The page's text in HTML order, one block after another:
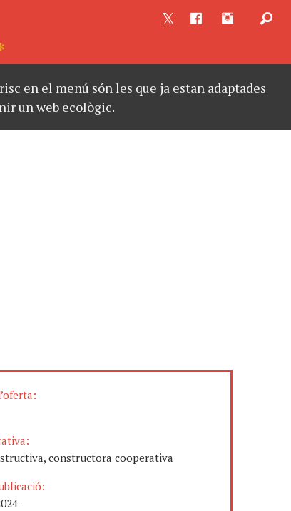
en el menú són les que ja estan adaptades
un web ecològic.
constructora cooperativa